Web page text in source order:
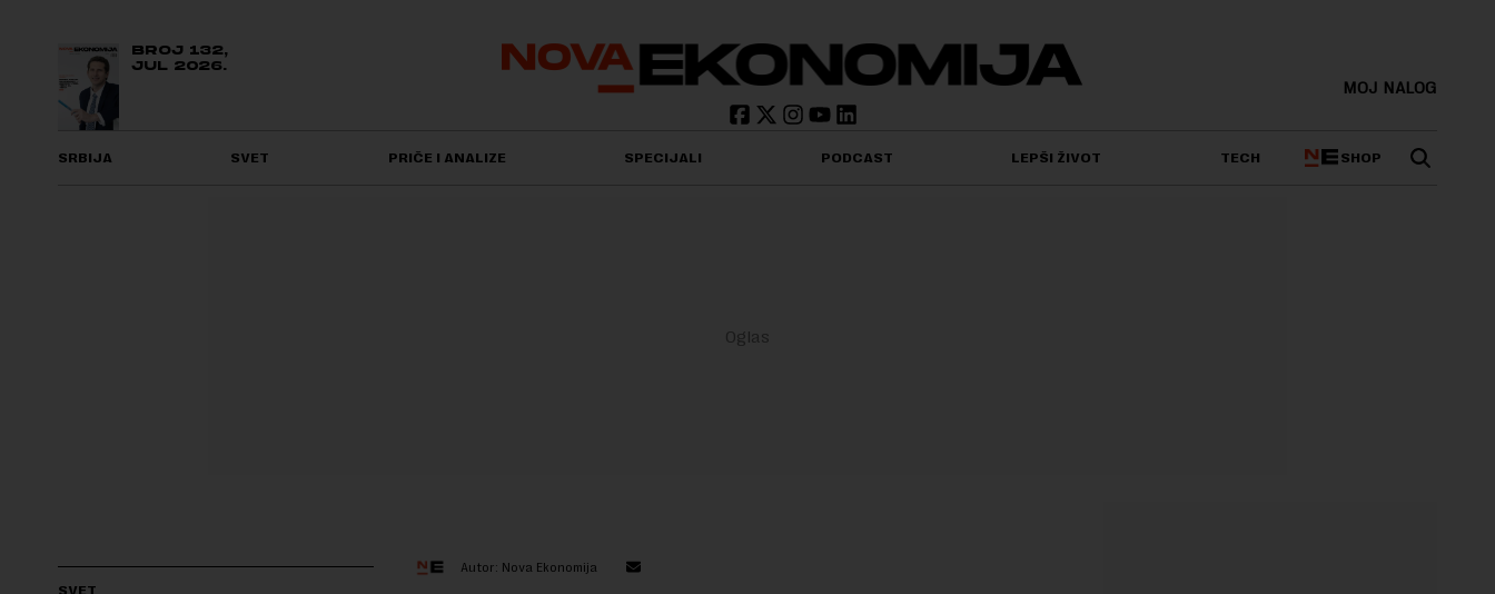
BROJ 132,
JUL 2026.
MOJ NALOG
SRBIJA SVET PRIČE I ANALIZE SPECIJALI PODCAST LEPŠI ŽIVOT TECH SHOP
SVET
Autor: Nova Ekonomija